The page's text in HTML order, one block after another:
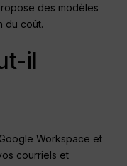
des modèles
du coût.
il
Workspace et
courriels et